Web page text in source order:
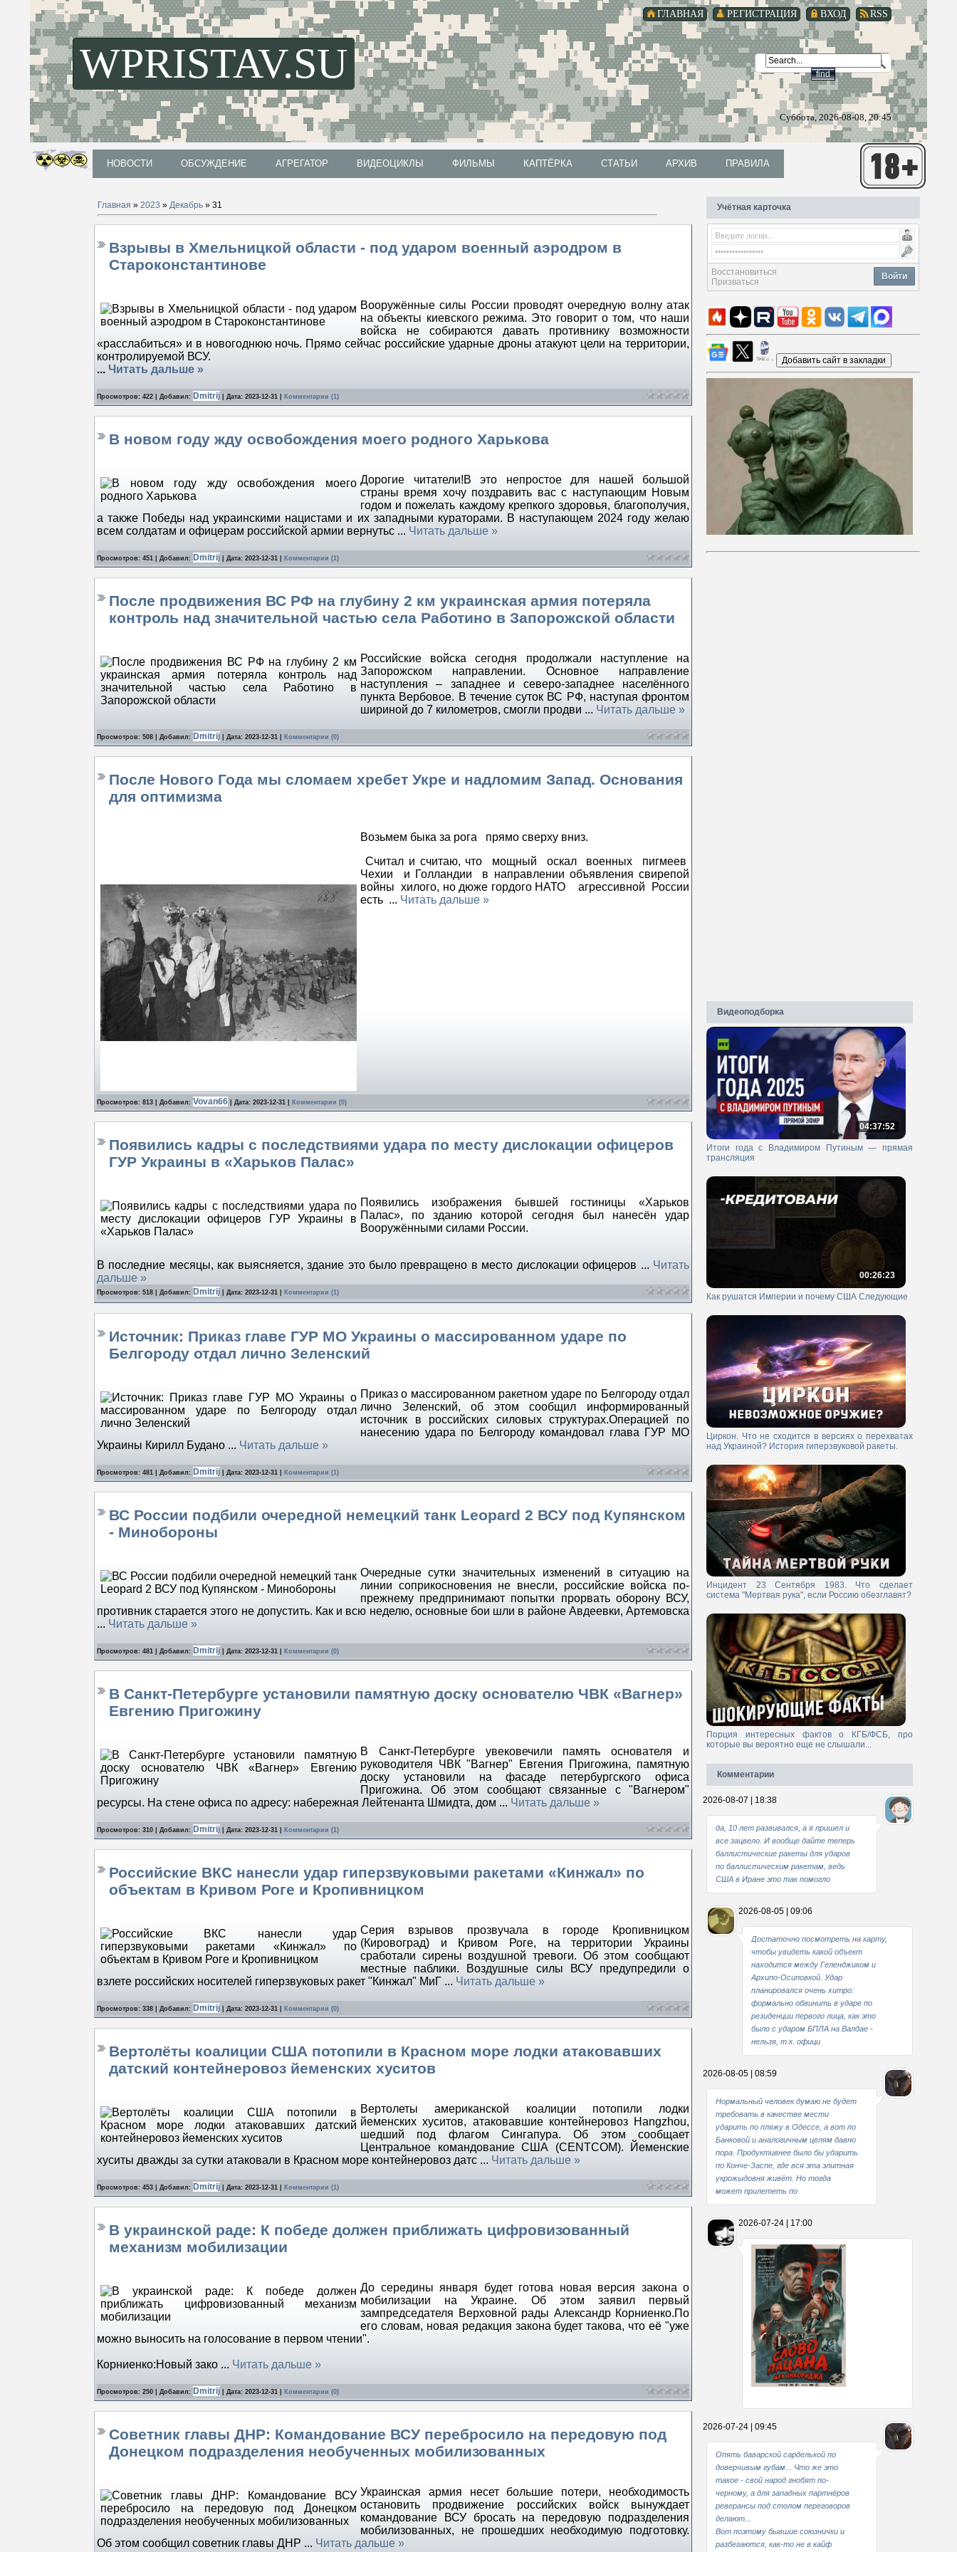
RSS
ВХОД
РЕГИСТРАЦИЯ
ГЛАВНАЯ
WPRISTAV.SU
Суббота, 2026-08-08, 20:45
НОВОСТИ ОБСУЖДЕНИЕ АГРЕГАТОР ВИДЕОЦИКЛЫ ФИЛЬМЫ КАПТЁРКА СТАТЬИ АРХИВ ПРАВИЛА
Главная » 2023 » Декабрь » 31
Взрывы в Хмельницкой области - под ударом военный аэродром в
Староконстантинове
Вооружённые силы России проводят очередную волну атак
на объекты киевского режима. Это говорит о том, что наши
войска не собираются давать противнику возможности
«расслабиться» и в новогоднюю ночь. Прямо сейчас российские ударные дроны атакуют цели на территории,
контролируемой ВСУ.
... Читать дальше »
Просмотров: 422 | Добавил: Dmitrij | Дата: 2023-12-31 Комментарии (1)
В новом году жду освобождения моего родного Харькова
Дорогие читатели!В это непростое для нашей большой
страны время хочу поздравить вас с наступающим Новым
годом и пожелать каждому крепкого здоровья, благополучия,
а также Победы над украинскими нацистами и их западными кураторами. В наступающем 2024 году желаю
всем солдатам и офицерам российской армии вернутьс ... Читать дальше »
Просмотров: 451 | Добавил: Dmitrij | Дата: 2023-12-31 Комментарии (1)
После продвижения ВС РФ на глубину 2 км украинская армия потеряла
контроль над значительной частью села Работино в Запорожской области
Российские войска сегодня продолжали наступление на
Запорожском направлении. Основное направление
наступления – западнее и северо-западнее населённого
пункта Вербовое. В течение суток ВС РФ, наступая фронтом
шириной до 7 километров, смогли продви ... Читать дальше »
Просмотров: 508 | Добавил: Dmitrij | Дата: 2023-12-31 Комментарии (0)
После Нового Года мы сломаем хребет Укре и надломим Запад. Основания
для оптимизма
Возьмем быка за рога прямо сверху вниз.
Считал и считаю, что мощный оскал военных пигмеев
Чехии и Голландии в направлении объявления свирепой
войны хилого, но дюже гордого НАТО агрессивной России
есть ... Читать дальше »
Просмотров: 813 | Добавил: Vovan66 | Дата: 2023-12-31 Комментарии (0)
Появились кадры с последствиями удара по месту дислокации офицеров
ГУР Украины в «Харьков Палас»
Появились изображения бывшей гостиницы «Харьков
Палас», по зданию которой сегодня был нанесён удар
Вооружёнными силами России.
В последние месяцы, как выясняется, здание это было превращено в место дислокации офицеров ... Читать
дальше »
Просмотров: 518 | Добавил: Dmitrij | Дата: 2023-12-31 Комментарии (1)
Источник: Приказ главе ГУР МО Украины о массированном ударе по
Белгороду отдал лично Зеленский
Приказ о массированном ракетном ударе по Белгороду отдал
лично Зеленский, об этом сообщил информированный
источник в российских силовых структурах.Операцией по
нанесению удара по Белгороду командовал глава ГУР МО
Украины Кирилл Будано ... Читать дальше »
Просмотров: 481 | Добавил: Dmitrij | Дата: 2023-12-31 Комментарии (1)
ВС России подбили очередной немецкий танк Leopard 2 ВСУ под Купянском
- Минобороны
Очередные сутки значительных изменений в ситуацию на
линии соприкосновения не внесли, российские войска по-
прежнему предпринимают попытки прорвать оборону ВСУ,
противник старается этого не допустить. Как и всю неделю, основные бои шли в районе Авдеевки, Артемовска
... Читать дальше »
Просмотров: 481 | Добавил: Dmitrij | Дата: 2023-12-31 Комментарии (0)
В Санкт-Петербурге установили памятную доску основателю ЧВК «Вагнер»
Евгению Пригожину
В Санкт-Петербурге увековечили память основателя и
руководителя ЧВК "Вагнер" Евгения Пригожина, памятную
доску установили на фасаде петербургского офиса
Пригожина. Об этом сообщают связанные с "Вагнером"
ресурсы. На стене офиса по адресу: набережная Лейтенанта Шмидта, дом ... Читать дальше »
Просмотров: 310 | Добавил: Dmitrij | Дата: 2023-12-31 Комментарии (1)
Российские ВКС нанесли удар гиперзвуковыми ракетами «Кинжал» по
объектам в Кривом Роге и Кропивницком
Серия взрывов прозвучала в городе Кропивницком
(Кировоград) и Кривом Роге, на территории Украины
сработали сирены воздушной тревоги. Об этом сообщают
местные паблики. Воздушные силы ВСУ предупредили о
взлете российских носителей гиперзвуковых ракет "Кинжал" МиГ ... Читать дальше »
Просмотров: 338 | Добавил: Dmitrij | Дата: 2023-12-31 Комментарии (0)
Вертолёты коалиции США потопили в Красном море лодки атаковавших
датский контейнеровоз йеменских хуситов
Вертолеты американской коалиции потопили лодки
йеменских хуситов, атаковавшие контейнеровоз Hangzhou,
шедший под флагом Сингапура. Об этом сообщает
Центральное командование США (CENTCOM). Йеменские
хуситы дважды за сутки атаковали в Красном море контейнеровоз датс ... Читать дальше »
Просмотров: 453 | Добавил: Dmitrij | Дата: 2023-12-31 Комментарии (1)
В украинской раде: К победе должен приближать цифровизованный
механизм мобилизации
До середины января будет готова новая версия закона о
мобилизации на Украине. Об этом заявил первый
зампредседателя Верховной рады Александр Корниенко.По
его словам, новая редакция закона будет такова, что её "уже
можно выносить на голосование в первом чтении".
Корниенко:Новый зако ... Читать дальше »
Просмотров: 250 | Добавил: Dmitrij | Дата: 2023-12-31 Комментарии (0)
Советник главы ДНР: Командование ВСУ перебросило на передовую под
Донецком подразделения необученных мобилизованных
Украинская армия несет большие потери, необходимость
остановить продвижение российских войск вынуждает
командование ВСУ бросать на передовую подразделения
мобилизованных, не прошедших необходимую подготовку.
Об этом сообщил советник главы ДНР ... Читать дальше »
Учётная карточка
Войти
Восстановиться
Призваться
Видеоподборка
04:37:52
Итоги года с Владимиром Путиным — прямая
трансляция
00:26:23
Как рушатся Империи и почему США Следующие
Циркон. Что не сходится в версиях о перехватах
над Украиной? История гиперзвуковой ракеты.
Инцидент 23 Сентября 1983. Что сделает
система "Мертвая рука", если Россию обезглавят?
Порция интересных фактов о КГБ/ФСБ, про
которые вы вероятно еще не слышали...
Комментарии
2026-08-07 | 18:38
да, 10 лет развивался, а я пришел и
все зацвело. И вообще дайте теперь
баллистические ракеты для ударов
по баллистическим ракетам, ведь
США в Иране это так помогло
2026-08-05 | 09:06
Достаточно посмотреть на карту,
чтобы увидеть какой объект
находится между Геленджиком и
Архипо-Осиповкой. Удар
планировался очень хитро:
формально обвинить в ударе по
резиденции первого лица, как это
было с ударом БПЛА на Валдае -
нельзя, т.к. офици
2026-08-05 | 08:59
Нормальный человек думаю не будет
требовать в качестве мести
ударить по пляжу в Одессе, а вот по
Банковой и аналогичным целям давно
пора. Продуктивнее было бы ударить
по Конче-Заспе, где вся эта элитная
укрожыдовня живёт. Но тогда
может прилететь по
2026-07-24 | 17:00
2026-07-24 | 09:45
Опять баварской сарделькой по
доверчивым губам... Что же это
такое - свой народ гнобят по-
черному, а для западных партнёров
реверансы под столом переговоров
делают...
Вот поэтому бывшие союзнички и
разбегаются, как-то не в кайф